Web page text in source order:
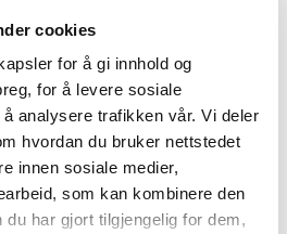
cookies
for å gi innhold og
for å levere sosiale
analysere trafikken vår. Vi deler
hvordan du bruker nettstedet
innen sosiale medier,
som kan kombinere den
du har gjort tilgjengelig for dem,